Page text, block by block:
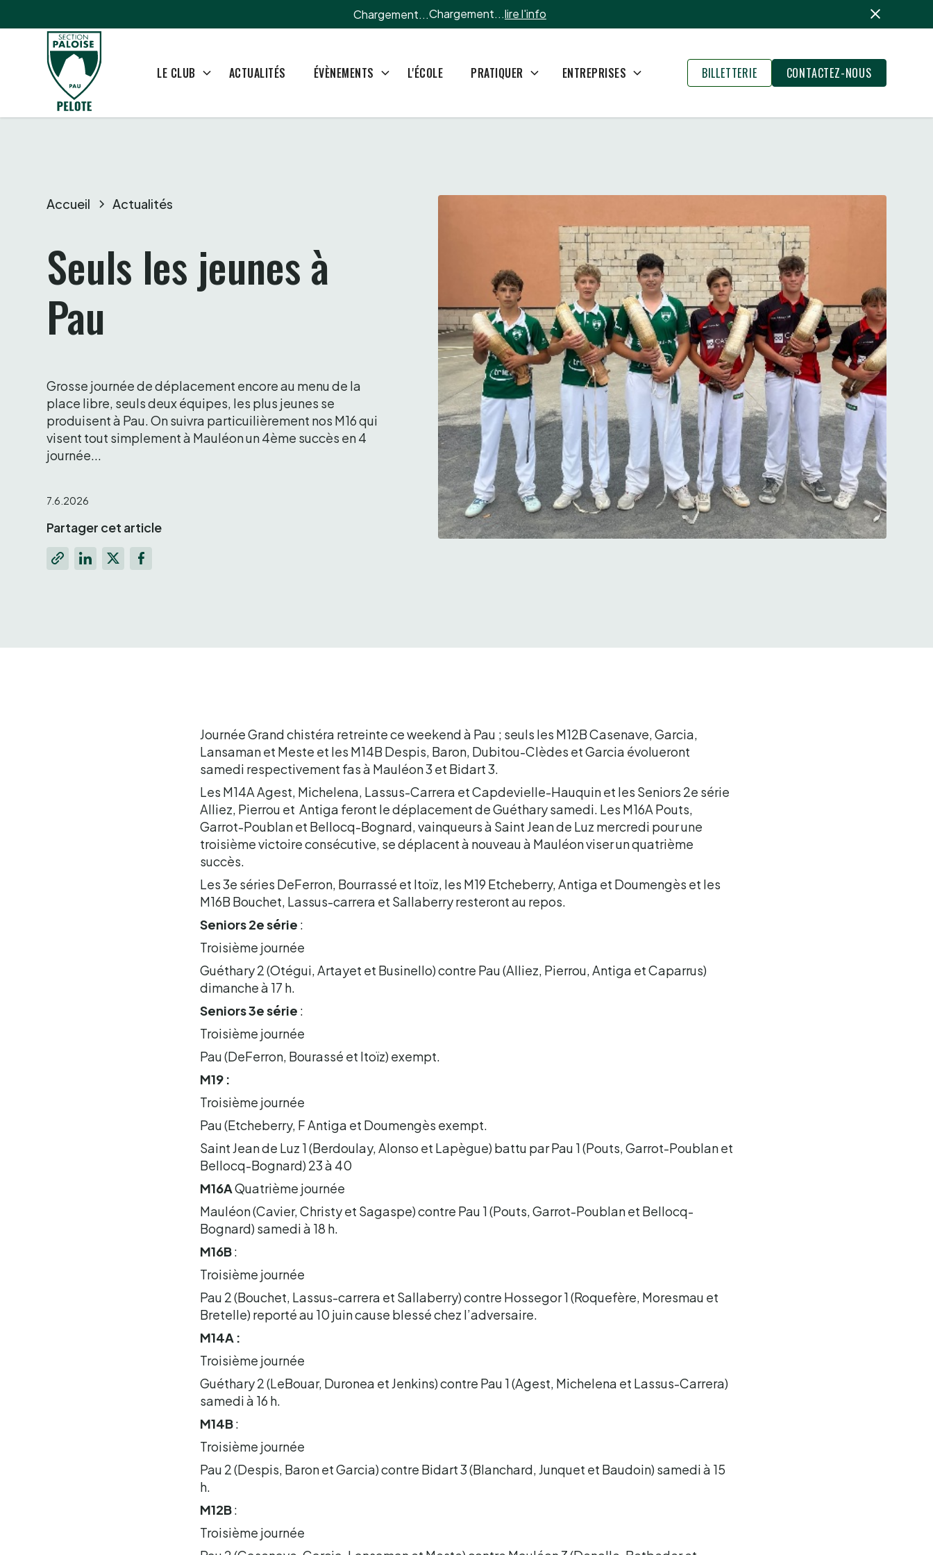
Chargement...Chargement...lire l'info
LE CLUB ACTUALITÉS ÉVÈNEMENTS L'ÉCOLE PRATIQUER ENTREPRISES BILLETTERIE CONTACTEZ-NOUS
Accueil Actualités
Seuls les jeunes à
Pau
Grosse journée de déplacement encore au menu de la
place libre, seuls deux équipes, les plus jeunes se
produisent à Pau. On suivra particuilièrement nos M16 qui
visent tout simplement à Mauléon un 4ème succès en 4
journée...
7.6.2026
Partager cet article
Journée Grand chistéra retreinte ce weekend à Pau ; seuls les M12B Casenave, Garcia,
Lansaman et Meste et les M14B Despis, Baron, Dubitou-Clèdes et Garcia évolueront
samedi respectivement fas à Mauléon 3 et Bidart 3.
Les M14A Agest, Michelena, Lassus-Carrera et Capdevielle-Hauquin et les Seniors 2e série
Alliez, Pierrou et Antiga feront le déplacement de Guéthary samedi. Les M16A Pouts,
Garrot-Poublan et Bellocq-Bognard, vainqueurs à Saint Jean de Luz mercredi pour une
troisième victoire consécutive, se déplacent à nouveau à Mauléon viser un quatrième
succès.
Les 3e séries DeFerron, Bourrassé et Itoïz, les M19 Etcheberry, Antiga et Doumengès et les
M16B Bouchet, Lassus-carrera et Sallaberry resteront au repos.
Seniors 2e série :
Troisième journée
Guéthary 2 (Otégui, Artayet et Businello) contre Pau (Alliez, Pierrou, Antiga et Caparrus)
dimanche à 17 h.
Seniors 3e série :
Troisième journée
Pau (DeFerron, Bourassé et Itoïz) exempt.
M19 :
Troisième journée
Pau (Etcheberry, F Antiga et Doumengès exempt.
Saint Jean de Luz 1 (Berdoulay, Alonso et Lapègue) battu par Pau 1 (Pouts, Garrot-Poublan et
Bellocq-Bognard) 23 à 40
M16AQuatrième journée
Mauléon (Cavier, Christy et Sagaspe) contre Pau 1 (Pouts, Garrot-Poublan et Bellocq-
Bognard) samedi à 18 h.
M16B:
Troisième journée
Pau 2 (Bouchet, Lassus-carrera et Sallaberry) contre Hossegor 1 (Roquefère, Moresmau et
Bretelle) reporté au 10 juin cause blessé chez l’adversaire.
M14A :
Troisième journée
Guéthary 2 (LeBouar, Duronea et Jenkins) contre Pau 1 (Agest, Michelena et Lassus-Carrera)
samedi à 16 h.
M14B:
Troisième journée
Pau 2 (Despis, Baron et Garcia) contre Bidart 3 (Blanchard, Junquet et Baudoin) samedi à 15
h.
M12B:
Troisième journée